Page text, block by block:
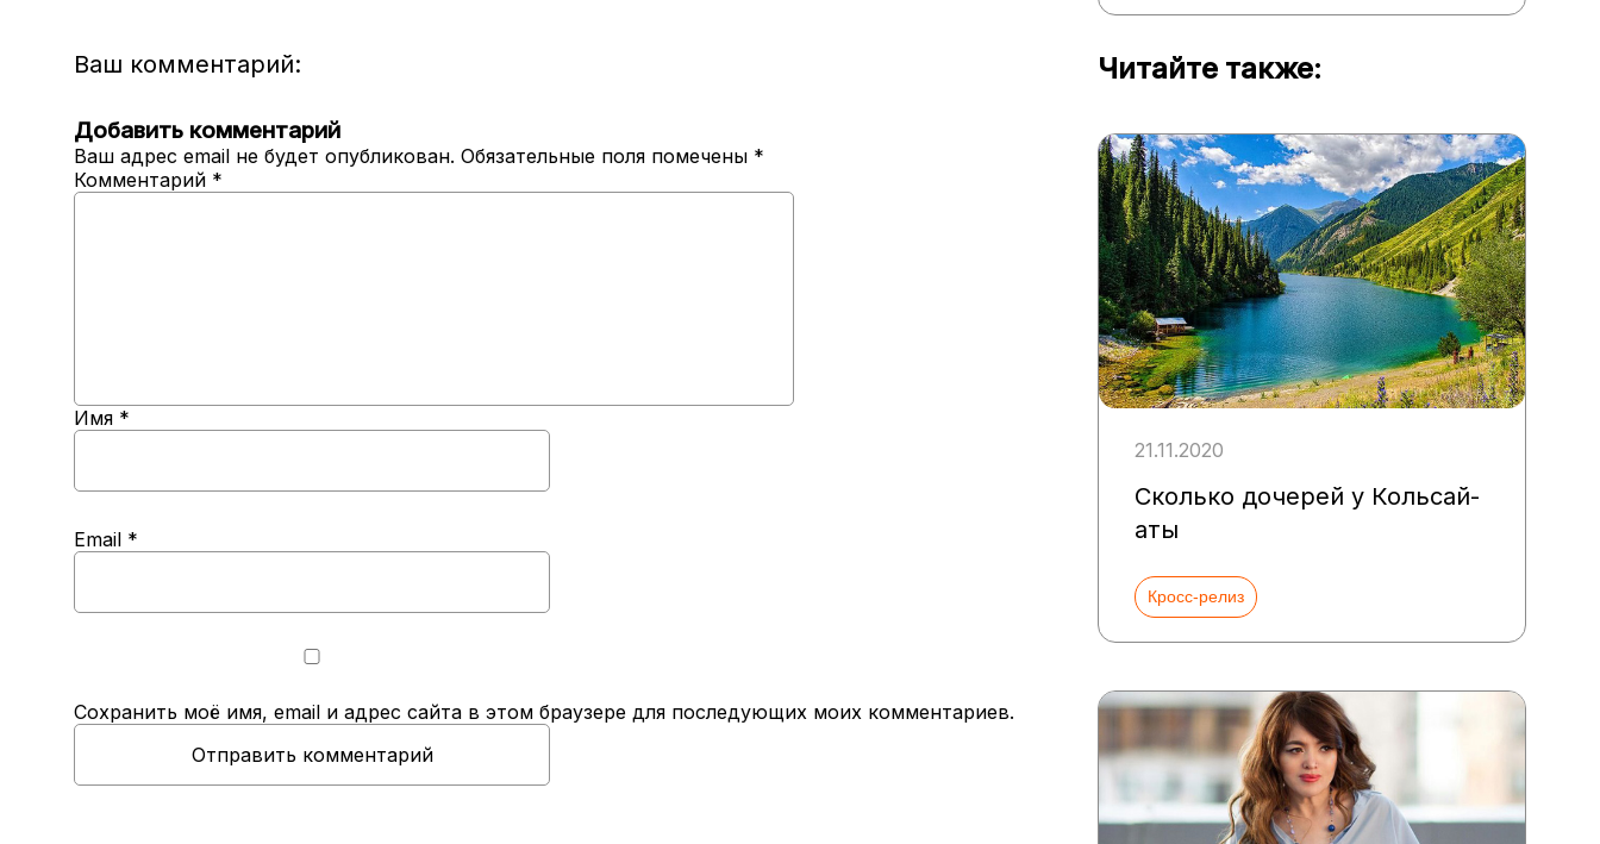
Ваш комментарий:
Добавить комментарий
Ваш адрес email не будет опубликован. Обязательные поля помечены *
Комментарий *
Имя *
Email *
Сохранить моё имя, email и адрес сайта в этом браузере для последующих моих комментариев.
Читайте также:
21.11.2020
Сколько дочерей у Кольсай-
аты
Кросс-релиз